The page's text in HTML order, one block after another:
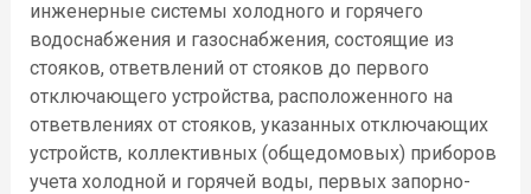
инженерные системы холодного и горячего
водоснабжения и газоснабжения, состоящие из
стояков, ответвлений от стояков до первого
отключающего устройства, расположенного на
ответвлениях от стояков, указанных отключающих
устройств, коллективных (общедомовых) приборов
учета холодной и горячей воды, первых запорно-